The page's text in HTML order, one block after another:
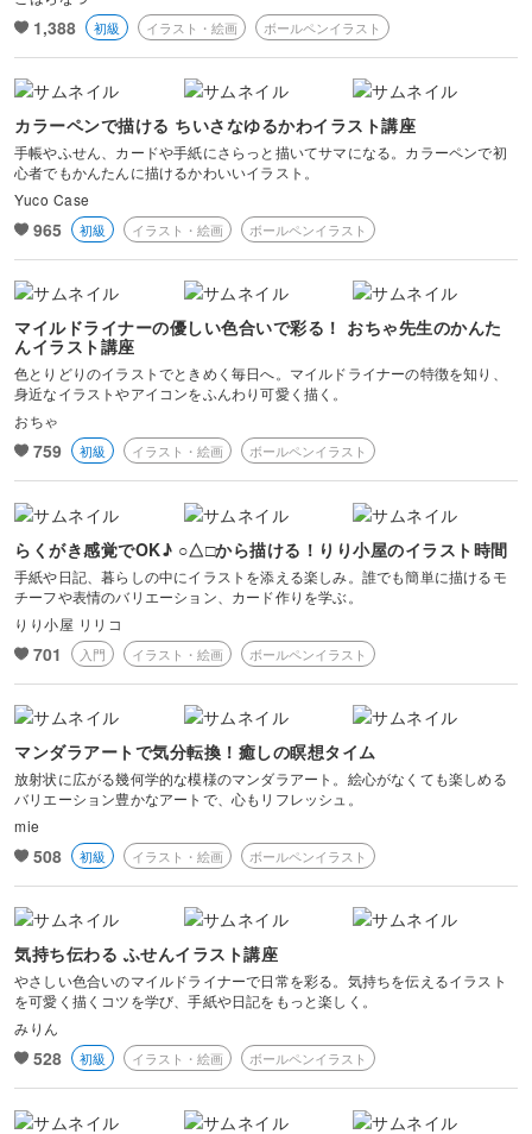
1,388 初級 イラスト・絵画 ボールペンイラスト
カラーペンで描ける ちいさなゆるかわイラスト講座
手帳やふせん、カードや手紙にさらっと描いてサマになる。カラーペンで初
心者でもかんたんに描けるかわいいイラスト。
Yuco Case
965 初級 イラスト・絵画 ボールペンイラスト
マイルドライナーの優しい色合いで彩る！ おちゃ先生のかんた
んイラスト講座
色とりどりのイラストでときめく毎日へ。マイルドライナーの特徴を知り、
身近なイラストやアイコンをふんわり可愛く描く。
おちゃ
759 初級 イラスト・絵画 ボールペンイラスト
らくがき感覚でOK♪ ○△□から描ける！りり小屋のイラスト時間
手紙や日記、暮らしの中にイラストを添える楽しみ。誰でも簡単に描けるモ
チーフや表情のバリエーション、カード作りを学ぶ。
りり小屋 リリコ
701 入門 イラスト・絵画 ボールペンイラスト
マンダラアートで気分転換！癒しの瞑想タイム
放射状に広がる幾何学的な模様のマンダラアート。絵心がなくても楽しめる
バリエーション豊かなアートで、心もリフレッシュ。
mie
508 初級 イラスト・絵画 ボールペンイラスト
気持ち伝わる ふせんイラスト講座
やさしい色合いのマイルドライナーで日常を彩る。気持ちを伝えるイラスト
を可愛く描くコツを学び、手紙や日記をもっと楽しく。
みりん
528 初級 イラスト・絵画 ボールペンイラスト